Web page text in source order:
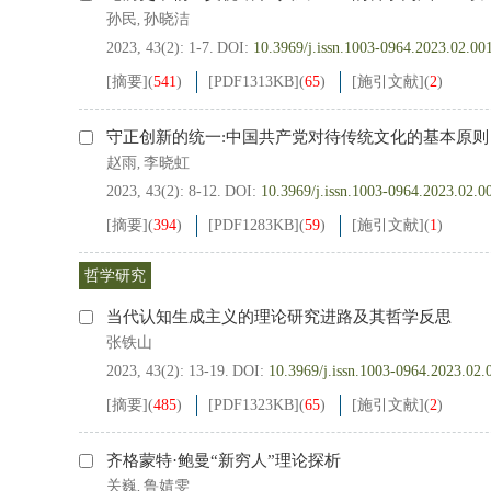
孙民, 孙晓洁
2023, 43(2): 1-7. DOI: 10.3969/j.issn.1003-0964.2023.02.001
[摘要](541) [PDF1313KB](65) [施引文献](2)
守正创新的统一:中国共产党对待传统文化的基本原则
赵雨, 李晓虹
2023, 43(2): 8-12. DOI: 10.3969/j.issn.1003-
[摘要](394) [PDF1283KB](59) [施引文献](1)
哲学研究
当代认知生成主义的理论研究进路及其哲学反思
张铁山
2023, 43(2): 13-19. DOI: 10.3969/j.issn.1003-
[摘要](485) [PDF1323KB](65) [施引文献](2)
齐格蒙特·鲍曼“新穷人”理论探析
关巍, 鲁婧雯